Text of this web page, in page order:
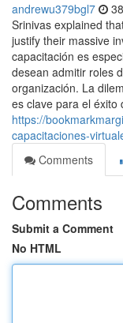
andrewu379bgl7
Srinivas explained
justify their massive
capacitación es
desean admitir roles
organización. La
es clave para el éxito
https://
capacitaciones-
Comments
Comments
Submit a Comment
No HTML